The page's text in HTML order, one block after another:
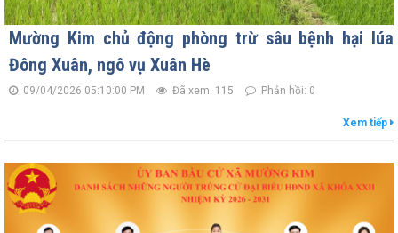
Mường Kim chủ động phòng trừ sâu bệnh hại lúa
Đông Xuân, ngô vụ Xuân Hè
09/04/2026 05:10:00 PM Đã xem: 115 Phản hồi: 0
Xem tiếp